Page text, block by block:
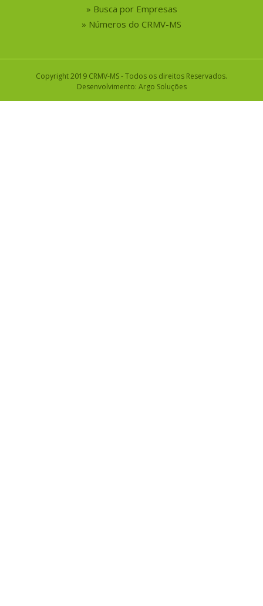
Busca por Empresas
Números do CRMV-MS
Copyright 2019 CRMV-MS - Todos os direitos Reservados.
Desenvolvimento: Argo Soluções